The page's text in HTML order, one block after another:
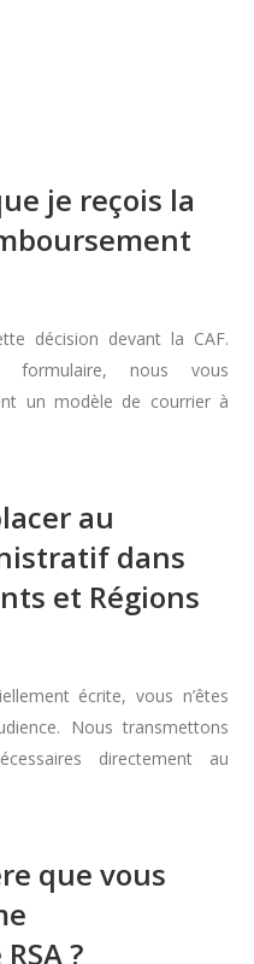
je reçois la
décision devant la CAF.
formulaire, nous vous
un modèle de courrier à
au
dans
et Régions
écrite, vous n’êtes
Nous transmettons
directement au
que vous
?